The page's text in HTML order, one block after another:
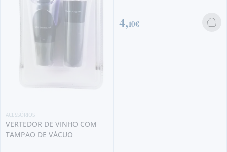
ACESSÓRIOS
VERTEDOR DE VINHO COM
TAMPAO DE VÁCUO
4,10€